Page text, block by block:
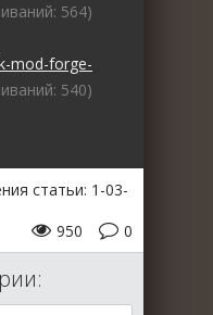
564)
mod-forge-
540)
статьи: 1-03-
0
950